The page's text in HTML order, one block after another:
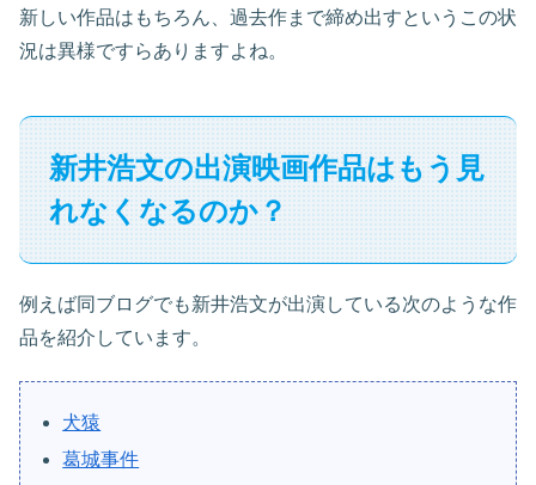
新しい作品はもちろん、過去作まで締め出すというこの状
況は異様ですらありますよね。
新井浩文の出演映画作品はもう見
れなくなるのか？
例えば同ブログでも新井浩文が出演している次のような作
品を紹介しています。
犬猿
葛城事件